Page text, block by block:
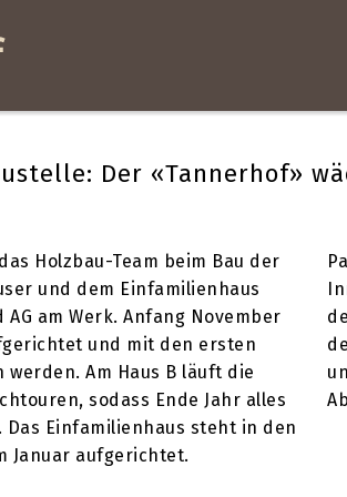
Der «Tannerhof»
Holzbau-Team beim Bau der
und dem Einfamilienhaus
am Werk. Anfang November
und mit den ersten
Am Haus B läuft die
sodass Ende Jahr alles
Das Einfamilienhaus steht in den
Januar aufgerichtet.